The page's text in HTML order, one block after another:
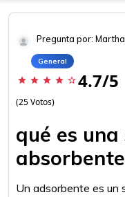
Pregunta por:
General
star star star star star_border 4.7/5
(25 Votos)
qué es
absorbente
Un adsorbente es un